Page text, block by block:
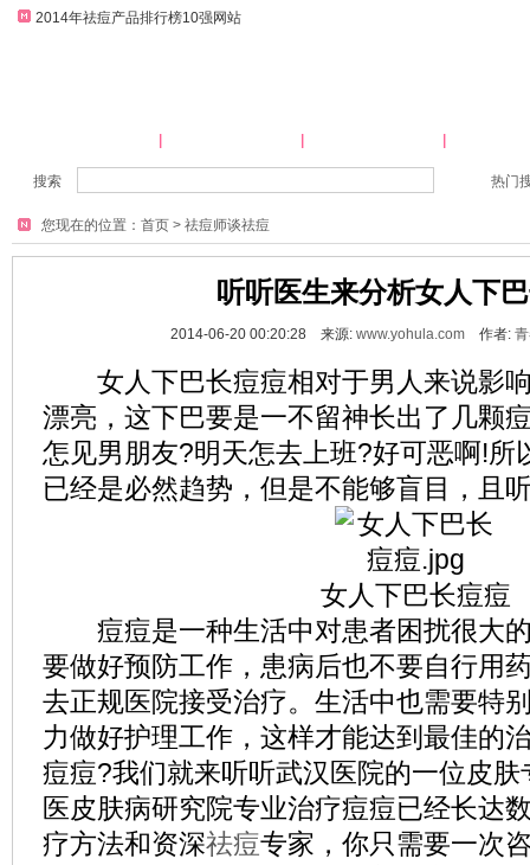
2014年祛痘产品排行榜10强网站
搜索 热门
您现在的位置： 首页 > 祛痘师谈祛痘
听听医生来分析女人下
2014-06-20 00:20:28 来源: www.yohula.com 作者:
女人下巴长痘痘相对于男人来说影响
漂亮，这下巴要是一不留神长出了几颗
怎见男朋友?明天怎去上班?好可恶啊!所
已经是必然趋势，但是不能够盲目，且
女人下巴长痘痘
痘痘是一种生活中对患者困扰很大的
要做好预防工作，患病后也不要自行用
去正规医院接受治疗。生活中也需要特
力做好护理工作，这样才能达到最佳的
痘痘?我们就来听听武汉医院的一位皮
医皮肤病研究院专业治疗痘痘已经长达
疗方法和资深祛痘专家，你只需要一次